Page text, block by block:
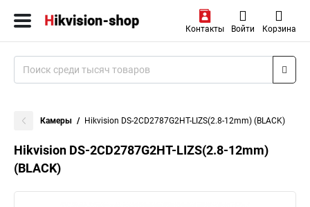
Контакты Войти Корзина
Камеры Hikvision DS-2CD2787G2HT-LIZS(2.8-12mm) (BLACK)
Hikvision DS-2CD2787G2HT-LIZS(2.8-12mm)
(BLACK)